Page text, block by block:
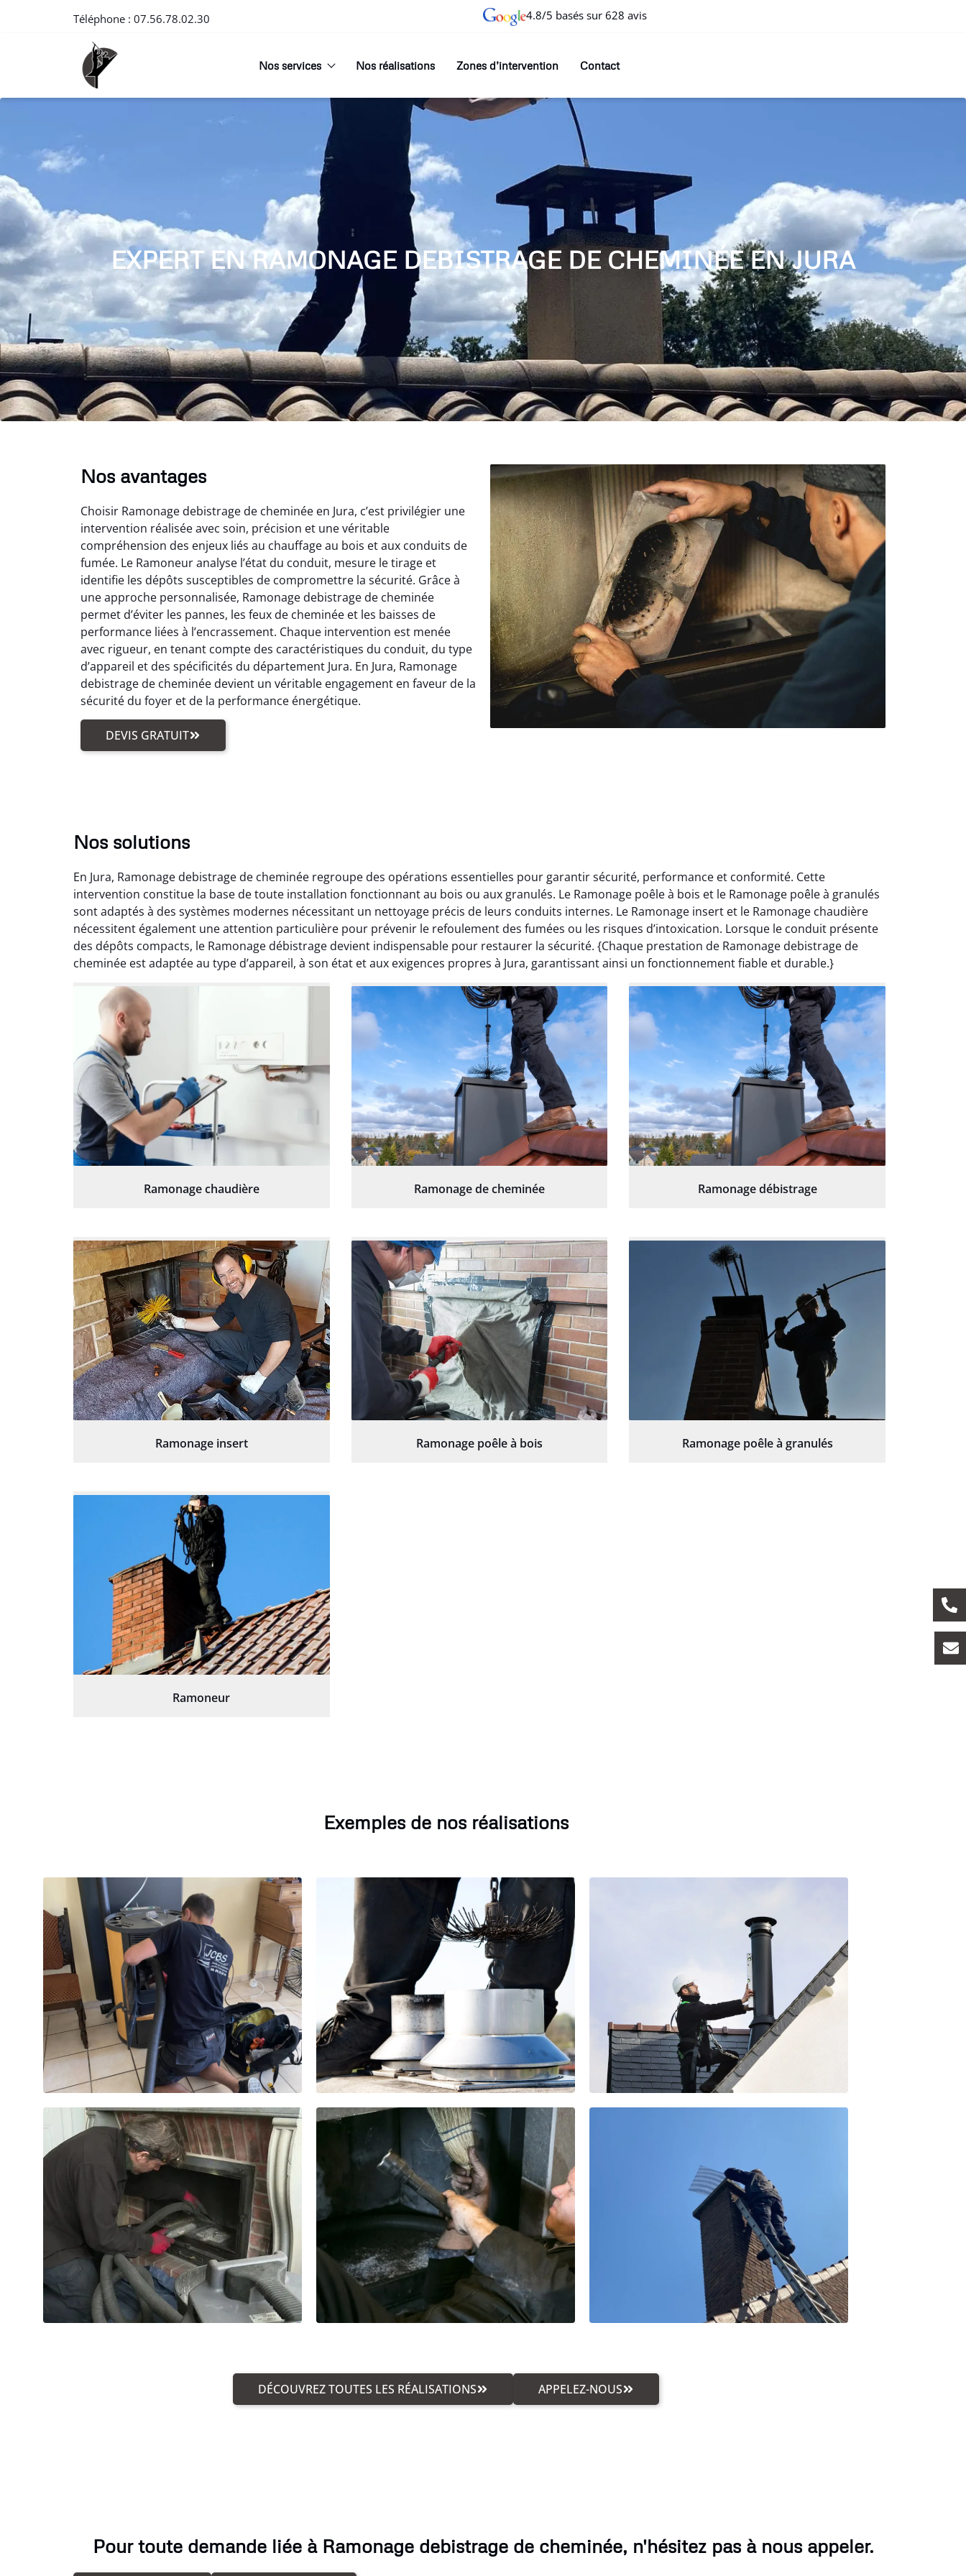
Téléphone : 07.56.78.02.30 4.8/5 basés sur 628 avis
Nos services Nos réalisations Zones d’intervention Contact
EXPERT EN RAMONAGE DEBISTRAGE DE CHEMINÉE EN JURA
Nos avantages
Choisir Ramonage debistrage de cheminée en Jura, c’est privilégier une
intervention réalisée avec soin, précision et une véritable
compréhension des enjeux liés au chauffage au bois et aux conduits de
fumée. Le Ramoneur analyse l’état du conduit, mesure le tirage et
identifie les dépôts susceptibles de compromettre la sécurité. Grâce à
une approche personnalisée, Ramonage debistrage de cheminée
permet d’éviter les pannes, les feux de cheminée et les baisses de
performance liées à l’encrassement. Chaque intervention est menée
avec rigueur, en tenant compte des caractéristiques du conduit, du type
d’appareil et des spécificités du département Jura. En Jura, Ramonage
debistrage de cheminée devient un véritable engagement en faveur de la
sécurité du foyer et de la performance énergétique.
DEVIS GRATUIT
Nos solutions
En Jura, Ramonage debistrage de cheminée regroupe des opérations essentielles pour garantir sécurité, performance et conformité. Cette
intervention constitue la base de toute installation fonctionnant au bois ou aux granulés. Le Ramonage poêle à bois et le Ramonage poêle à granulés
sont adaptés à des systèmes modernes nécessitant un nettoyage précis de leurs conduits internes. Le Ramonage insert et le Ramonage chaudière
nécessitent également une attention particulière pour prévenir le refoulement des fumées ou les risques d’intoxication. Lorsque le conduit présente
des dépôts compacts, le Ramonage débistrage devient indispensable pour restaurer la sécurité. {Chaque prestation de Ramonage debistrage de
cheminée est adaptée au type d’appareil, à son état et aux exigences propres à Jura, garantissant ainsi un fonctionnement fiable et durable.}
Ramonage chaudière Ramonage de cheminée Ramonage débistrage
Ramonage insert Ramonage poêle à bois Ramonage poêle à granulés
Ramoneur
Exemples de nos réalisations
DÉCOUVREZ TOUTES LES RÉALISATIONS APPELEZ-NOUS
Pour toute demande liée à Ramonage debistrage de cheminée, n'hésitez pas à nous appeler.